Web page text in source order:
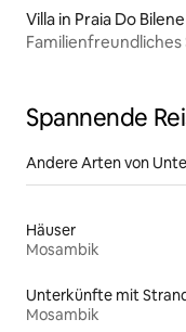
Villa in Praia Do Bilene
Familienfreundliches
Spannende
Andere Arten von
Häuser
Mosambik
Mosambik